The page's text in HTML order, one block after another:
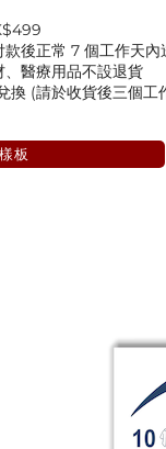
後正常 7 個工作天內
醫療用品不設退貨
換 (請於收貨後三個工
板